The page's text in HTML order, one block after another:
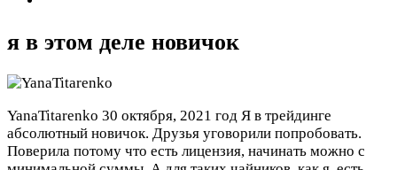
я в этом деле новичок
YanaTitarenko 30 октября, 2021 год Я в трейдинге
абсолютный новичок. Друзья уговорили попробовать.
Поверила потому что есть лицензия, начинать можно с